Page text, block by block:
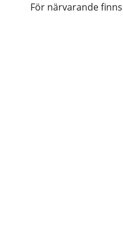
Produkter
För närvarande